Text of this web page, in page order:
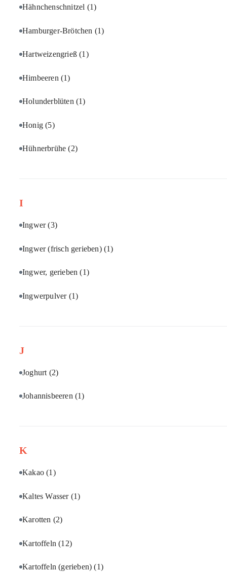
Hähnchenschnitzel (1)
Hamburger-Brötchen (1)
Hartweizengrieß(1)
Himbeeren (1)
Holunderblüten (1)
Honig(5)
Hühnerbrühe(2)
I
Ingwer(3)
Ingwer (frisch gerieben) (1)
Ingwer, gerieben(1)
Ingwerpulver (1)
J
Joghurt (2)
Johannisbeeren (1)
K
Kakao(1)
Kaltes Wasser (1)
Karotten (2)
Kartoffeln(12)
Kartoffeln (gerieben)(1)